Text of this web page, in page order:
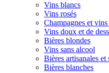
Vins blancs
Vins rosés
Champagnes et
Vins doux et de
Bières blondes
Vins sans alcool
Bières artisanales et
Bières blanches